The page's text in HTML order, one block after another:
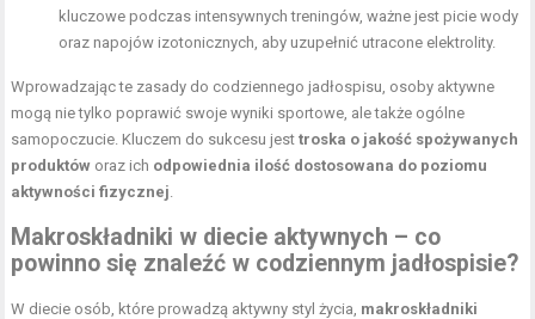
kluczowe podczas intensywnych treningów, ważne jest picie wody
oraz napojów izotonicznych, aby uzupełnić utracone elektrolity.
Wprowadzając te zasady do codziennego jadłospisu, osoby aktywne
mogą nie tylko poprawić swoje wyniki sportowe, ale także ogólne
samopoczucie. Kluczem do sukcesu jesttroska o jakość spożywanych
produktów oraz ich odpowiednia ilość dostosowana do poziomu
aktywności fizycznej.
Makroskładniki w diecie aktywnych – co
powinno się znaleźć w codziennym jadłospisie?
W diecie osób, które prowadzą aktywny styl życia, makroskładniki